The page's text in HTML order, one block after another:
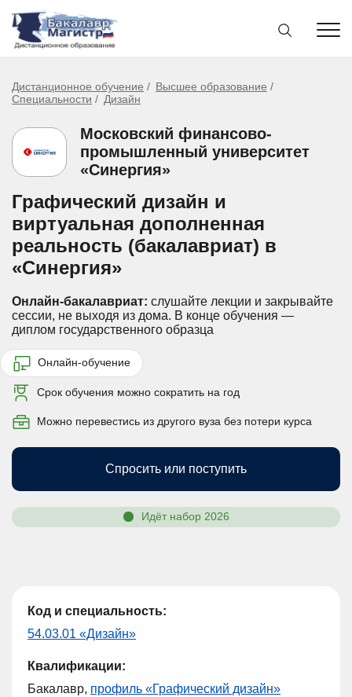
Дистанционное обучение
Высшее образование
Специальности
Дизайн
Московский финансово-
промышленный университет
«Синергия»
Графический дизайн и
виртуальная дополненная
реальность (бакалавриат) в
«Синергия»
Онлайн-бакалавриат: слушайте лекции и закрывайте
сессии, не выходя из дома. В конце обучения —
диплом государственного образца
Онлайн-обучение
Срок обучения можно сократить на год
Можно перевестись из другого вуза без потери курса
Спросить или поступить
Идёт набор 2026
Код и специальность:
54.03.01 «Дизайн»
Квалификации:
Бакалавр, профиль «Графический дизайн»